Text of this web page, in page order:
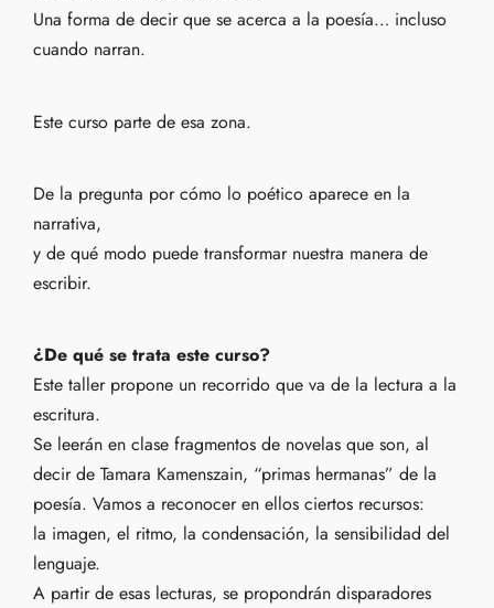
Una forma de decir que se acerca a la poesía… incluso
cuando narran.
Este curso parte de esa zona.
De la pregunta por cómo lo poético aparece en la
narrativa,
y de qué modo puede transformar nuestra manera de
escribir.
¿De qué se trata este curso?
Este taller propone un recorrido que va de la lectura a la
escritura.
Se leerán en clase fragmentos de novelas que son, al
decir de Tamara Kamenszain, “primas hermanas” de la
poesía. Vamos a reconocer en ellos ciertos recursos:
la imagen, el ritmo, la condensación, la sensibilidad del
lenguaje.
A partir de esas lecturas, se propondrán disparadores